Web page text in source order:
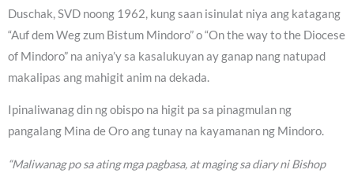
Duschak, SVD noong 1962, kung saan isinulat niya ang katagang
“Auf dem Weg zum Bistum Mindoro” o “On the way to the Diocese
of Mindoro” na aniya’y sa kasalukuyan ay ganap nang natupad
makalipas ang mahigit anim na dekada.
Ipinaliwanag din ng obispo na higit pa sa pinagmulan ng
pangalang Mina de Oro ang tunay na kayamanan ng Mindoro.
“Maliwanag po sa ating mga pagbasa, at maging sa diary ni Bishop